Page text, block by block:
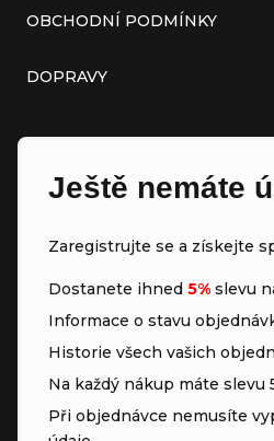
OBCHODNÍ PODMÍNKY
DOPRAVY
Ještě nemáte
Zaregistrujte se a získejte
Dostanete ihned 5% slevu
Informace o stavu
Historie všech vašich
Na každý nákup máte slevu
Při objednávce nemusíte